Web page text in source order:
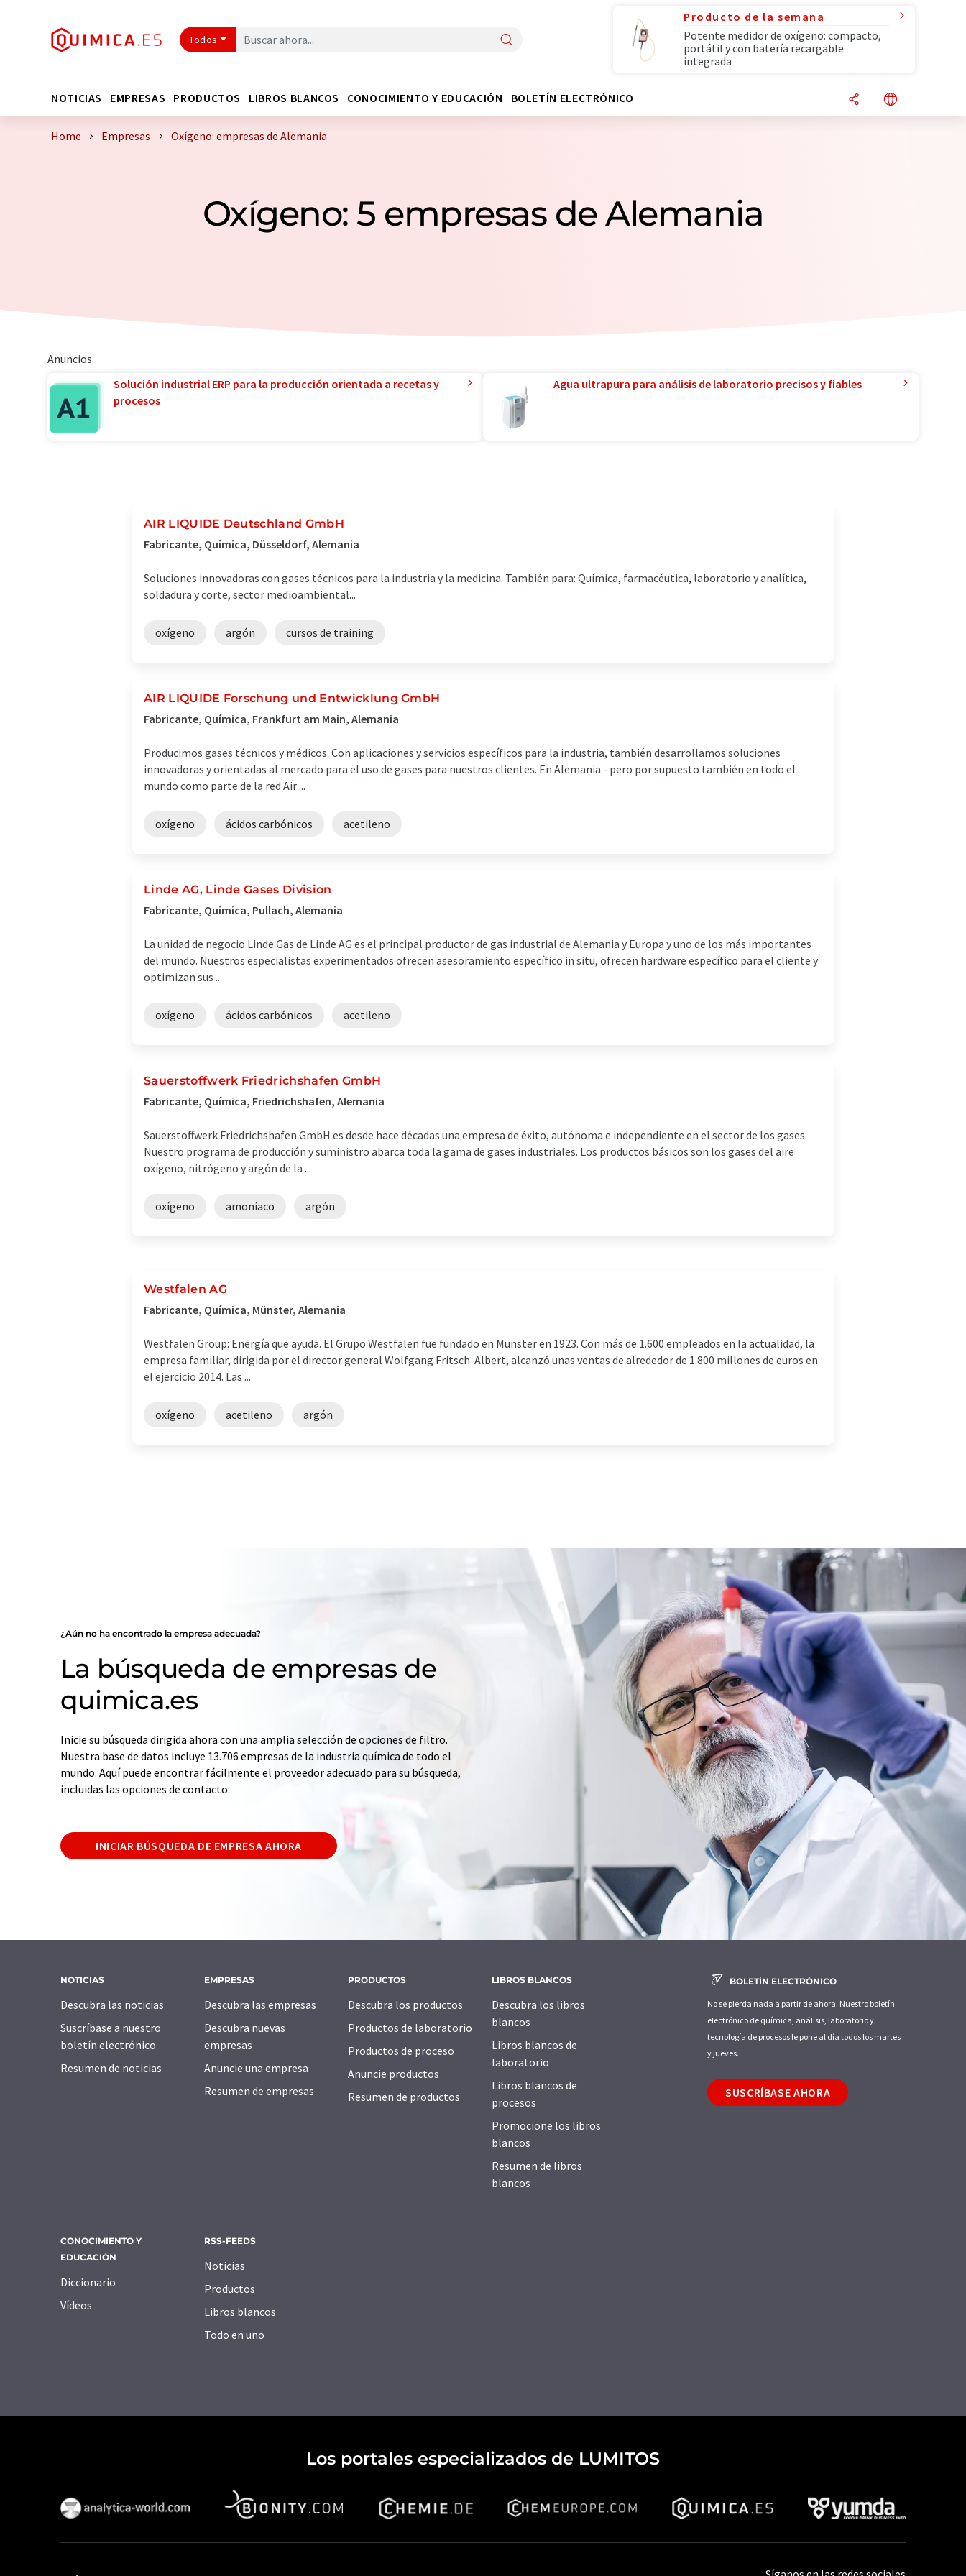
Todos
Producto de la semana
Potente medidor de oxígeno: compacto,
portátil y con batería recargable
integrada
NOTICIAS EMPRESAS PRODUCTOS LIBROS BLANCOS CONOCIMIENTO Y EDUCACIÓN BOLETÍN ELECTRÓNICO
Home Empresas Oxígeno: empresas de Alemania
Oxígeno: 5 empresas de Alemania
Anuncios
Solución industrial ERP para la producción orientada a recetas y
procesos
Agua ultrapura para análisis de laboratorio precisos y fiables
AIR LIQUIDE Deutschland GmbH
Fabricante, Química, Düsseldorf, Alemania
Soluciones innovadoras con gases técnicos para la industria y la medicina. También para: Química, farmacéutica, laboratorio y analítica,
soldadura y corte, sector medioambiental...
oxígeno argón cursos de training
AIR LIQUIDE Forschung und Entwicklung GmbH
Fabricante, Química, Frankfurt am Main, Alemania
Producimos gases técnicos y médicos. Con aplicaciones y servicios específicos para la industria, también desarrollamos soluciones
innovadoras y orientadas al mercado para el uso de gases para nuestros clientes. En Alemania - pero por supuesto también en todo el
mundo como parte de la red Air ...
oxígeno ácidos carbónicos acetileno
Linde AG, Linde Gases Division
Fabricante, Química, Pullach, Alemania
La unidad de negocio Linde Gas de Linde AG es el principal productor de gas industrial de Alemania y Europa y uno de los más importantes
del mundo. Nuestros especialistas experimentados ofrecen asesoramiento específico in situ, ofrecen hardware específico para el cliente y
optimizan sus ...
oxígeno ácidos carbónicos acetileno
Sauerstoffwerk Friedrichshafen GmbH
Fabricante, Química, Friedrichshafen, Alemania
Sauerstoffwerk Friedrichshafen GmbH es desde hace décadas una empresa de éxito, autónoma e independiente en el sector de los gases.
Nuestro programa de producción y suministro abarca toda la gama de gases industriales. Los productos básicos son los gases del aire
oxígeno, nitrógeno y argón de la ...
oxígeno amoníaco argón
Westfalen AG
Fabricante, Química, Münster, Alemania
Westfalen Group: Energía que ayuda. El Grupo Westfalen fue fundado en Münster en 1923. Con más de 1.600 empleados en la actualidad, la
empresa familiar, dirigida por el director general Wolfgang Fritsch-Albert, alcanzó unas ventas de alrededor de 1.800 millones de euros en
el ejercicio 2014. Las ...
oxígeno acetileno argón
¿Aún no ha encontrado la empresa adecuada?
La búsqueda de empresas de
quimica.es
Inicie su búsqueda dirigida ahora con una amplia selección de opciones de filtro.
Nuestra base de datos incluye 13.706 empresas de la industria química de todo el
mundo. Aquí puede encontrar fácilmente el proveedor adecuado para su búsqueda,
incluidas las opciones de contacto.
INICIAR BÚSQUEDA DE EMPRESA AHORA
NOTICIAS
Descubra las noticias
Suscríbase a nuestro
boletín electrónico
Resumen de noticias
EMPRESAS
Descubra las empresas
Descubra nuevas
empresas
Anuncie una empresa
Resumen de empresas
PRODUCTOS
Descubra los productos
Productos de laboratorio
Productos de proceso
Anuncie productos
Resumen de productos
LIBROS BLANCOS
Descubra los libros
blancos
Libros blancos de
laboratorio
Libros blancos de
procesos
Promocione los libros
blancos
Resumen de libros
blancos
CONOCIMIENTO Y
EDUCACIÓN
Diccionario
Vídeos
RSS-FEEDS
Noticias
Productos
Libros blancos
Todo en uno
BOLETÍN ELECTRÓNICO
No se pierda nada a partir de ahora: Nuestro boletín
electrónico de química, análisis, laboratorio y
tecnología de procesos le pone al día todos los martes
y jueves.
SUSCRÍBASE AHORA
Los portales especializados de LUMITOS